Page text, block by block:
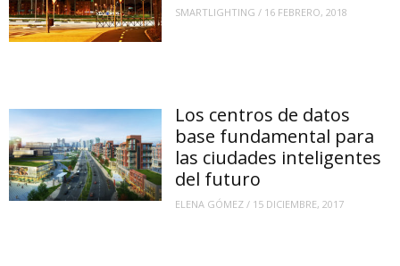
SMARTLIGHTING / 16 FEBRERO, 2018
Los centros de datos
base fundamental para
las ciudades inteligentes
del futuro
ELENA GÓMEZ / 15 DICIEMBRE, 2017